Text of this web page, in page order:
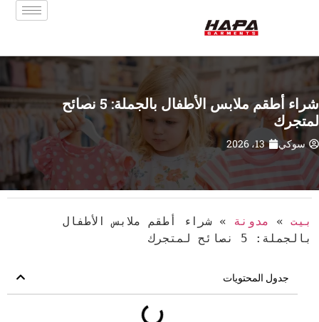
شراء أطقم ملابس الأطفال بالجملة: 5 نصائح
لمتجرك
سوكي 13، 2026
بيت » مدونة » شراء أطقم ملابس الأطفال
بالجملة: 5 نصائح لمتجرك
جدول المحتويات